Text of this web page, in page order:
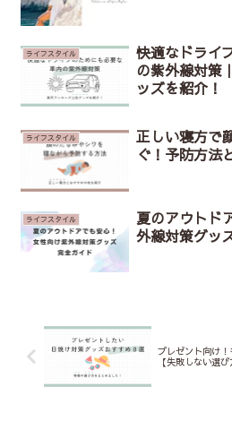
ライフスタイル
快適なドライ
の紫外線対策
ッズを紹介！
ライフスタイル
正しい寝方で
ぐ！予防方法
ライフスタイル
夏のアウトド
外線対策グッ
プレゼント向け
【失敗しない選び